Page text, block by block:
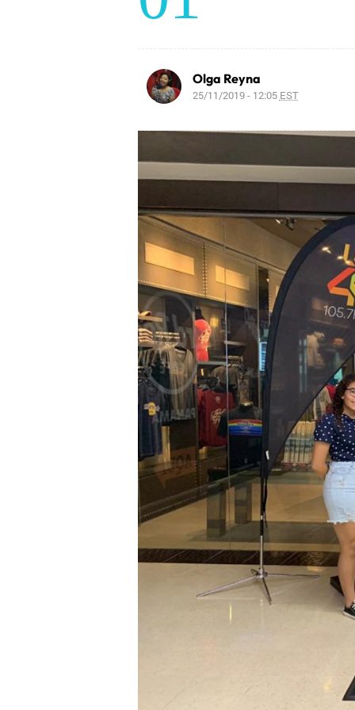
Olga Reyna
25/11/2019 - 12:05 EST